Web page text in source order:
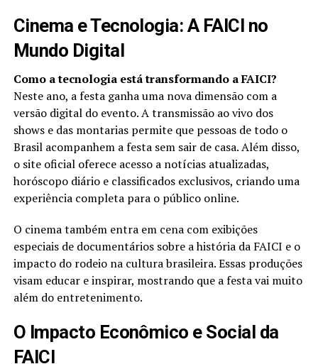
Cinema e Tecnologia: A FAICI no
Mundo Digital
Como a tecnologia está transformando a FAICI?
Neste ano, a festa ganha uma nova dimensão com a
versão digital do evento. A transmissão ao vivo dos
shows e das montarias permite que pessoas de todo o
Brasil acompanhem a festa sem sair de casa. Além disso,
o site oficial oferece acesso a notícias atualizadas,
horóscopo diário e classificados exclusivos, criando uma
experiência completa para o público online.
O cinema também entra em cena com exibições
especiais de documentários sobre a história da FAICI e o
impacto do rodeio na cultura brasileira. Essas produções
visam educar e inspirar, mostrando que a festa vai muito
além do entretenimento.
O Impacto Econômico e Social da
FAICI